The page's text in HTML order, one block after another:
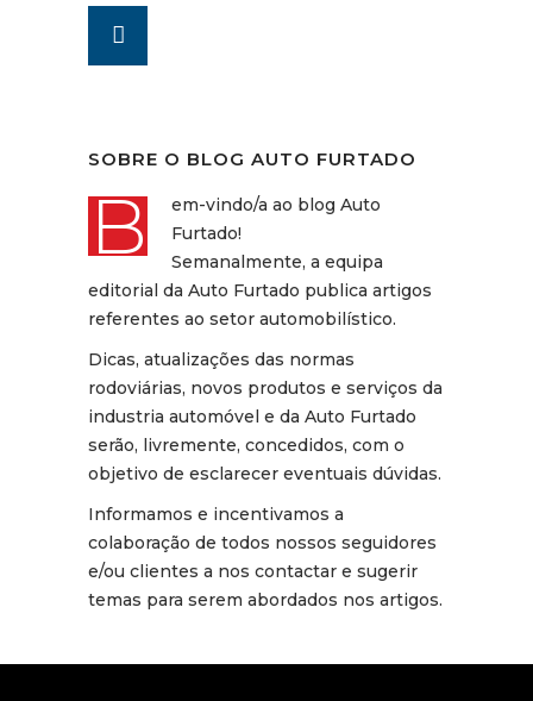
SOBRE O BLOG AUTO FURTADO
B
em-vindo/a ao blog Auto
Furtado!
Semanalmente, a equipa
editorial da Auto Furtado publica artigos
referentes ao setor automobilístico.
Dicas, atualizações das normas
rodoviárias, novos produtos e serviços da
industria automóvel e da Auto Furtado
serão, livremente, concedidos, com o
objetivo de esclarecer eventuais dúvidas.
Informamos e incentivamos a
colaboração de todos nossos seguidores
e/ou clientes a nos contactar e sugerir
temas para serem abordados nos artigos.